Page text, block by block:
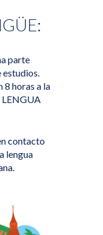
parte
estudios.
horas a la
LENGUA
contacto
lengua